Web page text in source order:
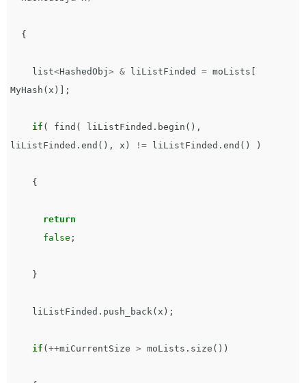
{
list<HashedObj > & liListFinded = moLists
MyHash ( x )];
if ( find ( liListFinded . begin (),
liListFinded . end (), x ) != liListFinded . end () )
{
return
false ;
}
liListFinded . push_back( x );
if ( ++miCurrentSize > moLists . size ())